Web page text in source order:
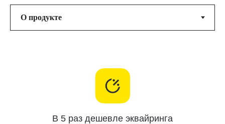
В 5 раз дешевле эквайринга